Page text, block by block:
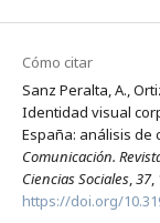
Cómo citar
Sanz Peralta, A.,
Identidad visual
España: análisis de
Comunicación.
Ciencias Sociales,37,
https://doi.org/